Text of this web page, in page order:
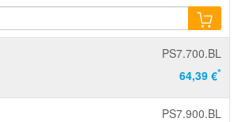
PS7.700.BL
64,39 €*
PS7.900.BL